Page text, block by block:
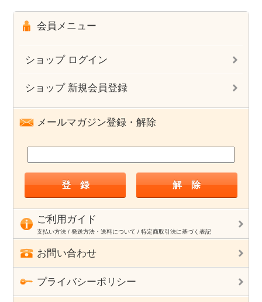
会員メニュー
ショップ ログイン
ショップ 新規会員登録
メールマガジン登録・解除
ご利用ガイド
支払い方法 / 発送方法・送料について / 特定商取引法に基づく表記
お問い合わせ
プライバシーポリシー